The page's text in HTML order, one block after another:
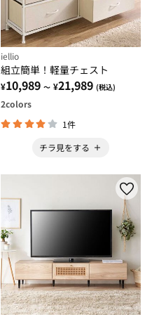
iellio
組立簡単！軽量チェスト
¥10,989 ～ ¥21,989 (税込)
2colors
1件
チラ見をする